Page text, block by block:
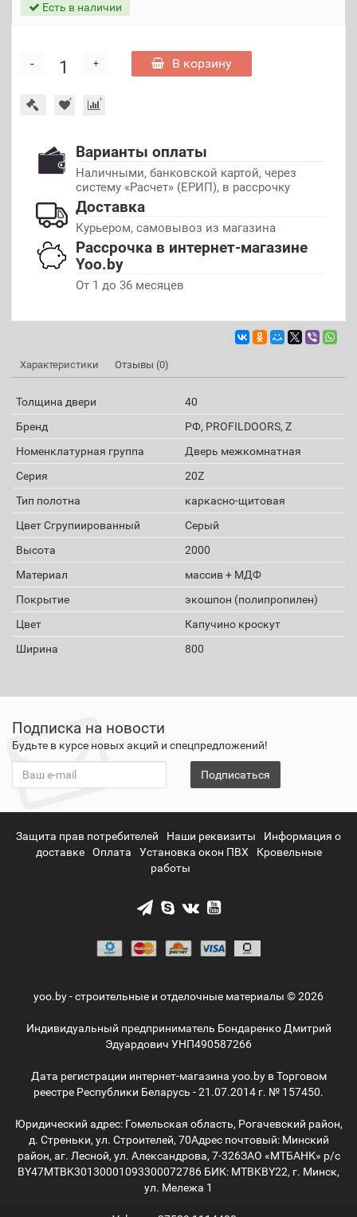
Есть в наличии
+
- В корзину
Варианты оплаты
Наличными, банковской картой, через
систему «Расчет» (ЕРИП), в рассрочку
Доставка
Курьером, самовывоз из магазина
Рассрочка в интернет-магазине
Yoo.by
От 1 до 36 месяцев
Характеристики Отзывы (0)
Толщина двери
40
Бренд
РФ, PROFILDOORS, Z
Номенклатурная группа
Дверь межкомнатная
Серия
20Z
Тип полотна
каркасно-щитовая
Цвет Сгрупиированный
Серый
Высота
2000
Материал
массив + МДФ
Покрытие
экошпон (полипропилен)
Цвет
Капучино кроскут
Ширина
800
Подписка на новости
Будьте в курсе новых акций и спецпредложений!
Подписаться
Защита прав потребителей Наши реквизиты
Информация о
доставке
Оплата Установка окон ПВХ
Кровельные
работы
yoo.by - строительные и отделочные материалы © 2026
Индивидуальный предприниматель Бондаренко Дмитрий
Эдуардович УНП490587266
Дата регистрации интернет-магазина yoo.by в Торговом
реестре Республики Беларусь - 21.07.2014 г. № 157450.
Юридический адрес: Гомельская область, Рогачевский район,
д. Стреньки, ул. Строителей, 70Адрес почтовый: Минский
район, аг. Лесной, ул. Александрова, 7-326ЗАО «МТБАНК» р/с
BY47MTBK30130001093300072786 БИК: MTBKBY22, г. Минск,
ул. Мележа 1